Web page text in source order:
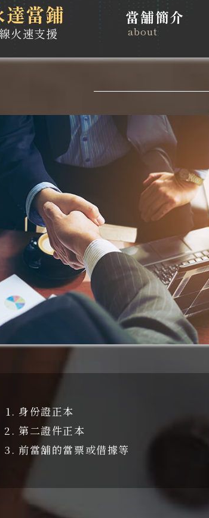
當鋪
火速支援
當舗簡介
about
身份證正本
第二證件正本
前當舖的當票或借據等